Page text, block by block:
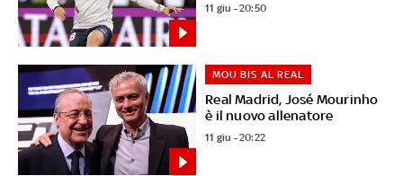
11 giu - 20:50
Real Madrid, José Mourinho
è il nuovo allenatore
MOU BIS AL REAL
11 giu - 20:22